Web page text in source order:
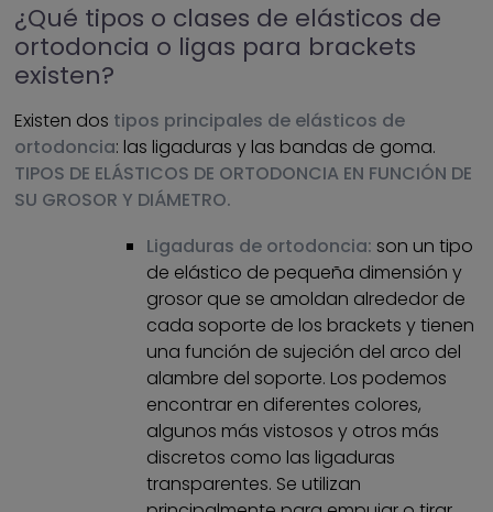
¿Qué tipos o clases de elásticos de
ortodoncia o ligas para brackets
existen?
Existen dos tipos principales de elásticos de
ortodoncia: las ligaduras y las bandas de goma.
TIPOS DE ELÁSTICOS DE ORTODONCIA EN FUNCIÓN DE
SU GROSOR Y DIÁMETRO.
Ligaduras de ortodoncia: son un tipo
de elástico de pequeña dimensión y
grosor que se amoldan alrededor de
cada soporte de los brackets y tienen
una función de sujeción del arco del
alambre del soporte. Los podemos
encontrar en diferentes colores,
algunos más vistosos y otros más
discretos como las ligaduras
transparentes. Se utilizan